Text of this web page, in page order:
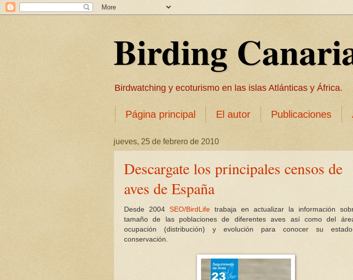
Birding
Birdwatching y ecoturismo en las islas Atlánticas y África.
Página principal El autor Publicaciones
jueves, 25 de febrero de 2010
Descargate los principales censos de
aves de España
Desde 2004 SEO/BirdLife trabaja en actualizar la información
tamaño de las poblaciones de diferentes aves así como del
ocupación (distribución) y evolución para conocer su
conservación